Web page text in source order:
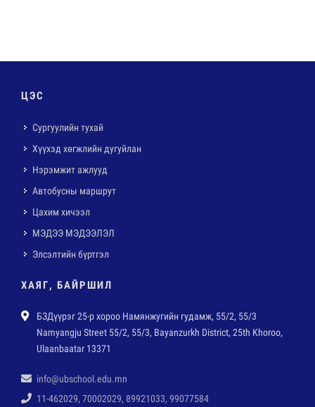
ЦЭС
Сургуулийн тухай
Хүүхэд хөгжлийн дугуйлан
Нэрэмжит ажлууд
Автобусны маршрут
Цахим хичээл
МЭДЭЭ МЭДЭЭЛЭЛ
Элсэлтийн бүртгэл
ХАЯГ, БАЙРШИЛ
БЗДүүрэг 25-р хороо Намянжугийн гудамж, 55/2, 55/3
Namyangju Street 55/2, 55/3, Bayanzurkh District, 25th Khoroo,
Ulaanbaatar 13371
info@ubschool.edu.mn
11-462029, 70002029, 89921033, 99077584